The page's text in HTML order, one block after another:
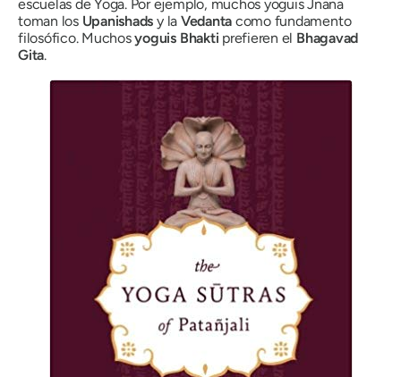
escuelas de Yoga. Por ejemplo, muchos yoguis Jnana
toman los Upanishads y la Vedanta como fundamento
filosófico. Muchosyoguis Bhakti prefieren el Bhagavad
Gita.